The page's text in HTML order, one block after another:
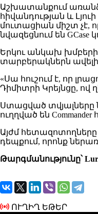
Աշխատանքում
հիվանդության և
մուտացիան միշտ չէ,
նվազեցնում են
Երկու անկախ խմբերի
տարբերակներն
«Սա հուշում է, որ
Դիմիտրի Կրեյնցը, ով
Ստացված տվյալները
ուղղված են
Այժմ հետազոտողները
դեպքում, որոնք
Թարգմանությունը՝
ՈՒՂԻՂ ԵԹԵՐ